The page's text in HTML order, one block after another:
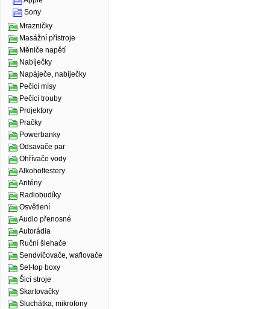
Sony
Mrazničky
Masážní přístroje
Měniče napětí
Nabíječky
Napáječe, nabíječky
Pečící mísy
Pečící trouby
Projektory
Pračky
Powerbanky
Odsavače par
Ohřívače vody
Alkoholtestery
Antény
Radiobudíky
Osvětlení
Audio přenosné
Autorádia
Ruční šlehače
Sendvičovače, waflovače
Set-top boxy
Šicí stroje
Skartovačky
Sluchátka, mikrofony